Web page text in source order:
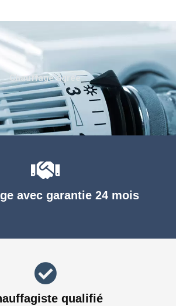
avec garantie 24 mois
qualifié
Chauffage agréé